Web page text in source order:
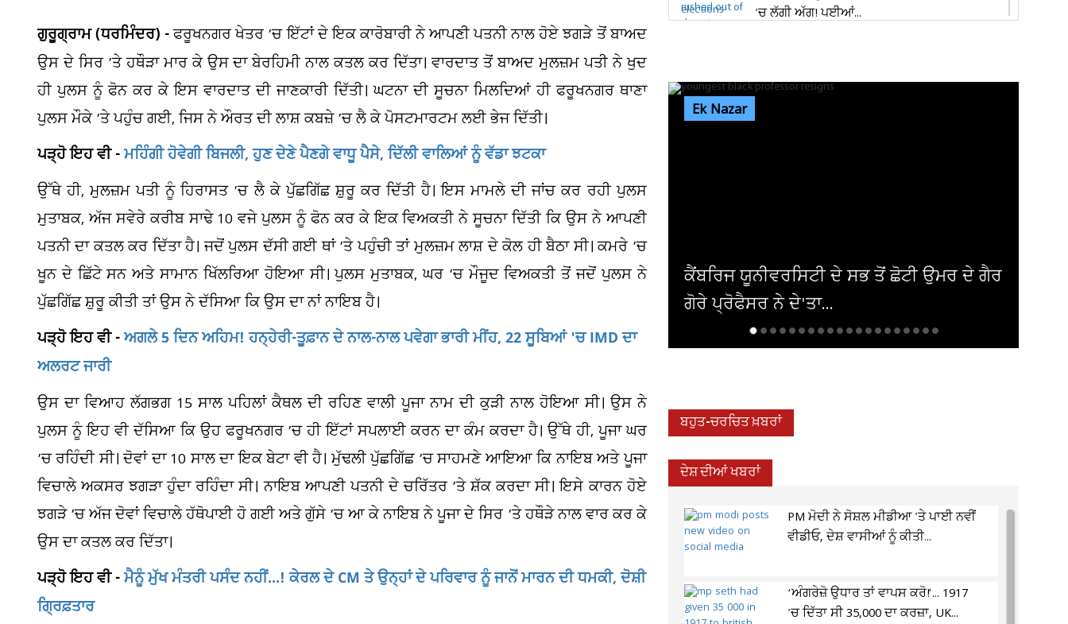
ਗੁਰੂਗ੍ਰਾਮ (ਧਰਮਿੰਦਰ) -ਫਰੂਖਨਗਰ ਖੇਤਰ ’ਚ ਇੱਟਾਂ ਦੇ ਇਕ ਕਾਰੋਬਾਰੀ ਨੇ ਆਪਣੀ ਪਤਨੀ ਨਾਲ ਹੋਏ ਝਗੜੇ ਤੋਂ ਬਾਅਦ
ਉਸ ਦੇ ਸਿਰ ’ਤੇ ਹਥੌੜਾ ਮਾਰ ਕੇ ਉਸ ਦਾ ਬੇਰਹਿਮੀ ਨਾਲ ਕਤਲ ਕਰ ਦਿੱਤਾ। ਵਾਰਦਾਤ ਤੋਂ ਬਾਅਦ ਮੁਲਜ਼ਮ ਪਤੀ ਨੇ ਖੁਦ
ਹੀ ਪੁਲਸ ਨੂੰ ਫੋਨ ਕਰ ਕੇ ਇਸ ਵਾਰਦਾਤ ਦੀ ਜਾਣਕਾਰੀ ਦਿੱਤੀ। ਘਟਨਾ ਦੀ ਸੂਚਨਾ ਮਿਲਦਿਆਂ ਹੀ ਫਰੂਖਨਗਰ ਥਾਣਾ
ਪੁਲਸ ਮੌਕੇ ’ਤੇ ਪਹੁੰਚ ਗਈ, ਜਿਸ ਨੇ ਔਰਤ ਦੀ ਲਾਸ਼ ਕਬਜ਼ੇ ’ਚ ਲੈ ਕੇ ਪੋਸਟਮਾਰਟਮ ਲਈ ਭੇਜ ਦਿੱਤੀ।
ਪੜ੍ਹੋ ਇਹ ਵੀ -ਮਹਿੰਗੀ ਹੋਵੇਗੀ ਬਿਜਲੀ, ਹੁਣ ਦੇਣੇ ਪੈਣਗੇ ਵਾਧੂ ਪੈਸੇ, ਦਿੱਲੀ ਵਾਲਿਆਂ ਨੂੰ ਵੱਡਾ ਝਟਕਾ
ਉੱਥੇ ਹੀ, ਮੁਲਜ਼ਮ ਪਤੀ ਨੂੰ ਹਿਰਾਸਤ ’ਚ ਲੈ ਕੇ ਪੁੱਛਗਿੱਛ ਸ਼ੁਰੂ ਕਰ ਦਿੱਤੀ ਹੈ। ਇਸ ਮਾਮਲੇ ਦੀ ਜਾਂਚ ਕਰ ਰਹੀ ਪੁਲਸ
ਮੁਤਾਬਕ, ਅੱਜ ਸਵੇਰੇ ਕਰੀਬ ਸਾਢੇ 10 ਵਜੇ ਪੁਲਸ ਨੂੰ ਫੋਨ ਕਰ ਕੇ ਇਕ ਵਿਅਕਤੀ ਨੇ ਸੂਚਨਾ ਦਿੱਤੀ ਕਿ ਉਸ ਨੇ ਆਪਣੀ
ਪਤਨੀ ਦਾ ਕਤਲ ਕਰ ਦਿੱਤਾ ਹੈ। ਜਦੋਂ ਪੁਲਸ ਦੱਸੀ ਗਈ ਥਾਂ ’ਤੇ ਪਹੁੰਚੀ ਤਾਂ ਮੁਲਜ਼ਮ ਲਾਸ਼ ਦੇ ਕੋਲ ਹੀ ਬੈਠਾ ਸੀ। ਕਮਰੇ ’ਚ
ਖੂਨ ਦੇ ਛਿੱਟੇ ਸਨ ਅਤੇ ਸਾਮਾਨ ਖਿੱਲਰਿਆ ਹੋਇਆ ਸੀ। ਪੁਲਸ ਮੁਤਾਬਕ, ਘਰ ’ਚ ਮੌਜੂਦ ਵਿਅਕਤੀ ਤੋਂ ਜਦੋਂ ਪੁਲਸ ਨੇ
ਪੁੱਛਗਿੱਛ ਸ਼ੁਰੂ ਕੀਤੀ ਤਾਂ ਉਸ ਨੇ ਦੱਸਿਆ ਕਿ ਉਸ ਦਾ ਨਾਂ ਨਾਇਬ ਹੈ।
ਪੜ੍ਹੋ ਇਹ ਵੀ -ਅਗਲੇ 5 ਦਿਨ ਅਹਿਮ! ਹਨ੍ਹੇਰੀ-ਤੂਫ਼ਾਨ ਦੇ ਨਾਲ-ਨਾਲ ਪਵੇਗਾ ਭਾਰੀ ਮੀਂਹ, 22 ਸੂਬਿਆਂ 'ਚ IMD ਦਾ
ਅਲਰਟ ਜਾਰੀ
ਉਸ ਦਾ ਵਿਆਹ ਲੱਗਭਗ 15 ਸਾਲ ਪਹਿਲਾਂ ਕੈਥਲ ਦੀ ਰਹਿਣ ਵਾਲੀ ਪੂਜਾ ਨਾਮ ਦੀ ਕੁੜੀ ਨਾਲ ਹੋਇਆ ਸੀ। ਉਸ ਨੇ
ਪੁਲਸ ਨੂੰ ਇਹ ਵੀ ਦੱਸਿਆ ਕਿ ਉਹ ਫਰੂਖਨਗਰ ’ਚ ਹੀ ਇੱਟਾਂ ਸਪਲਾਈ ਕਰਨ ਦਾ ਕੰਮ ਕਰਦਾ ਹੈ। ਉੱਥੇ ਹੀ, ਪੂਜਾ ਘਰ
’ਚ ਰਹਿੰਦੀ ਸੀ। ਦੋਵਾਂ ਦਾ 10 ਸਾਲ ਦਾ ਇਕ ਬੇਟਾ ਵੀ ਹੈ। ਮੁੱਢਲੀ ਪੁੱਛਗਿੱਛ ’ਚ ਸਾਹਮਣੇ ਆਇਆ ਕਿ ਨਾਇਬ ਅਤੇ ਪੂਜਾ
ਵਿਚਾਲੇ ਅਕਸਰ ਝਗੜਾ ਹੁੰਦਾ ਰਹਿੰਦਾ ਸੀ। ਨਾਇਬ ਆਪਣੀ ਪਤਨੀ ਦੇ ਚਰਿੱਤਰ ’ਤੇ ਸ਼ੱਕ ਕਰਦਾ ਸੀ। ਇਸੇ ਕਾਰਨ ਹੋਏ
ਝਗੜੇ ’ਚ ਅੱਜ ਦੋਵਾਂ ਵਿਚਾਲੇ ਹੱਥੋਪਾਈ ਹੋ ਗਈ ਅਤੇ ਗੁੱਸੇ ’ਚ ਆ ਕੇ ਨਾਇਬ ਨੇ ਪੂਜਾ ਦੇ ਸਿਰ ’ਤੇ ਹਥੌੜੇ ਨਾਲ ਵਾਰ ਕਰ ਕੇ
ਉਸ ਦਾ ਕਤਲ ਕਰ ਦਿੱਤਾ।
ਪੜ੍ਹੋ ਇਹ ਵੀ -ਮੈਨੂੰ ਮੁੱਖ ਮੰਤਰੀ ਪਸੰਦ ਨਹੀਂ...! ਕੇਰਲ ਦੇ CM ਤੇ ਉਨ੍ਹਾਂ ਦੇ ਪਰਿਵਾਰ ਨੂੰ ਜਾਨੋਂ ਮਾਰਨ ਦੀ ਧਮਕੀ, ਦੋਸ਼ੀ
ਗ੍ਰਿਫ਼ਤਾਰ
'ਚ ਲੱਗੀ ਅੱਗ! ਪਈਆਂ...
Ek Nazar
ਕੈਂਬਰਿਜ ਯੂਨੀਵਰਸਿਟੀ ਦੇ ਸਭ ਤੋਂ ਛੋਟੀ ਉਮਰ ਦੇ ਗੈਰ
ਅਮਰੀਕਾ ਨੇ ਇਰਾਕੀ ਏਅਰਾਲਾਈਨ ਤੋਂ ਹਟਾਈ
ਪਾਬੰਦੀ
ਬਹੁਤ-ਚਰਚਿਤ ਖ਼ਬਰਾਂ
ਦੇਸ਼ ਦੀਆਂ ਖਬਰਾਂ
PM ਮੋਦੀ ਨੇ ਸੋਸ਼ਲ ਮੀਡੀਆ 'ਤੇ ਪਾਈ ਨਵੀਂ
ਵੀਡੀਓ, ਦੇਸ਼ ਵਾਸੀਆਂ ਨੂੰ ਕੀਤੀ...
‘ਅੰਗਰੇਜ਼ੋ ਉਧਾਰ ਤਾਂ ਵਾਪਸ ਕਰੋ!’... 1917
'ਚ ਦਿੱਤਾ ਸੀ 35,000 ਦਾ ਕਰਜ਼ਾ, UK...